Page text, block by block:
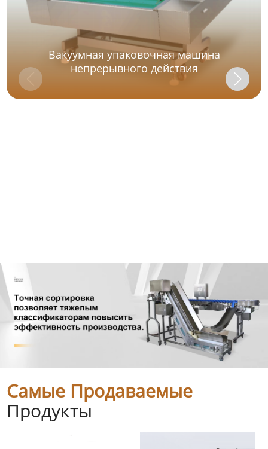
Вакуумная упаковочная машина
непрерывного действия
Самые Продаваемые
Продукты